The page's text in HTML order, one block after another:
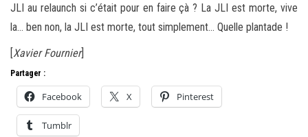
JLI au relaunch si c’était pour en faire çà ? La JLI est morte, vive
la… ben non, la JLI est morte, tout simplement… Quelle plantade !
[Xavier Fournier]
Partager :
Facebook X Pinterest
Tumblr